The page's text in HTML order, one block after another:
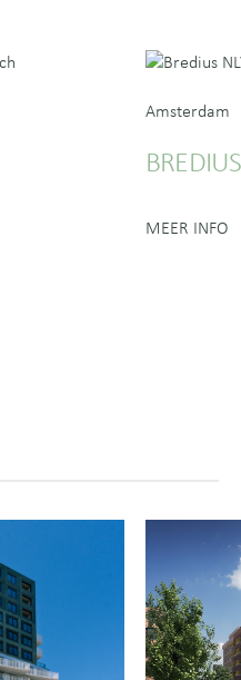
Amsterdam
BREDIUS
MEER INFO